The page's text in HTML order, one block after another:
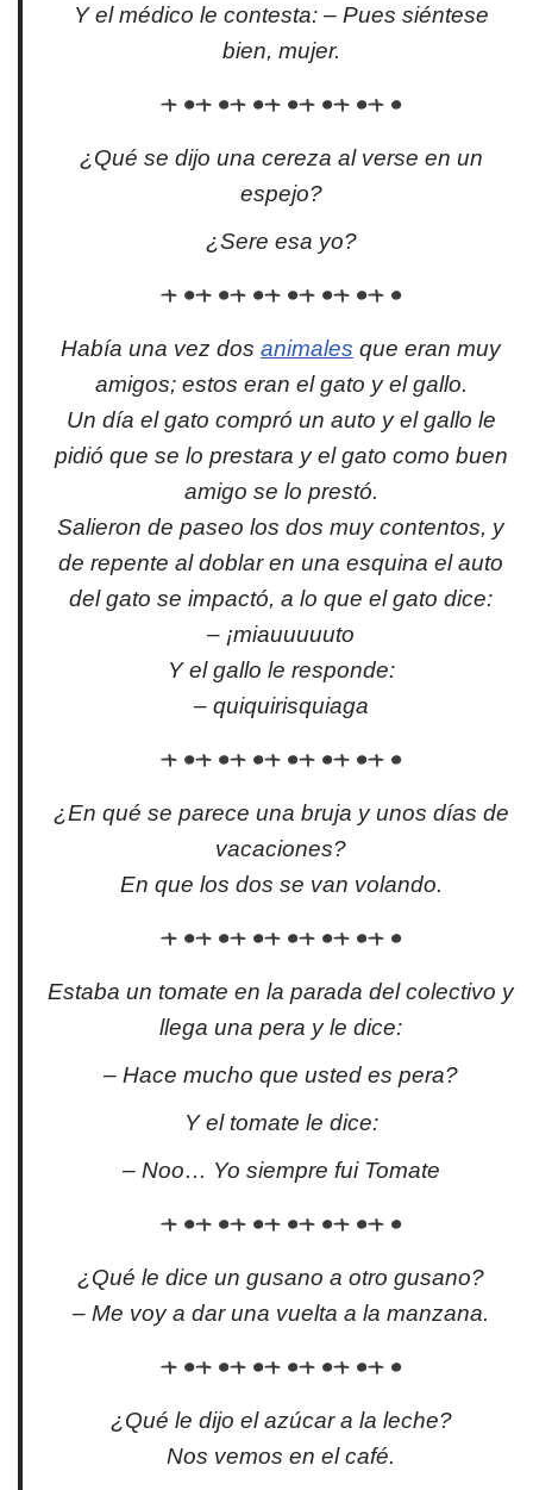
Y el médico le contesta: – Pues siéntese
bien, mujer.
¿Qué se dijo una cereza al verse en un
espejo?
¿Sere esa yo?
Había una vez dos animales que eran muy
amigos; estos eran el gato y el gallo.
Un día el gato compró un auto y el gallo le
pidió que se lo prestara y el gato como buen
amigo se lo prestó.
Salieron de paseo los dos muy contentos, y
de repente al doblar en una esquina el auto
del gato se impactó, a lo que el gato dice:
– ¡miauuuuuto
Y el gallo le responde:
– quiquirisquiaga
¿En qué se parece una bruja y unos días de
vacaciones?
En que los dos se van volando.
Estaba un tomate en la parada del colectivo y
llega una pera y le dice:
– Hace mucho que usted es pera?
Y el tomate le dice:
– Noo… Yo siempre fui Tomate
¿Qué le dice un gusano a otro gusano?
– Me voy a dar una vuelta a la manzana.
¿Qué le dijo el azúcar a la leche?
Nos vemos en el café.